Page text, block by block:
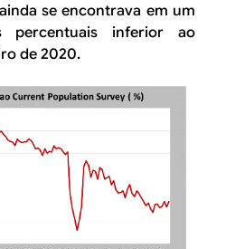
se encontrava em um
percentuais inferior ao
de 2020.